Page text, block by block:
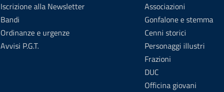
Iscrizione alla Newsletter
Bandi
Ordinanze e urgenze
Avvisi P.G.T.
Associazioni
Gonfalone e stemma
Cenni storici
Personaggi illustri
Frazioni
DUC
Officina giovani